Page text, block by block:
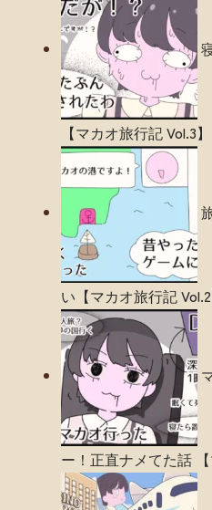
【マカオ旅行記 Vol.3】
い【マカオ旅行記 Vol.2
ー！正直ナメてた話 【